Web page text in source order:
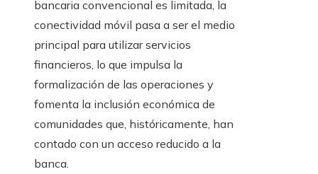
bancaria convencional es limitada, la
conectividad móvil pasa a ser el medio
principal para utilizar servicios
financieros, lo que impulsa la
formalización de las operaciones y
fomenta la inclusión económica de
comunidades que, históricamente, han
contado con un acceso reducido a la
banca.